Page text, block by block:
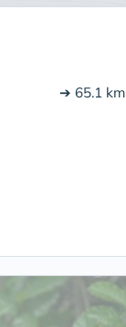
➔ 65.1 km